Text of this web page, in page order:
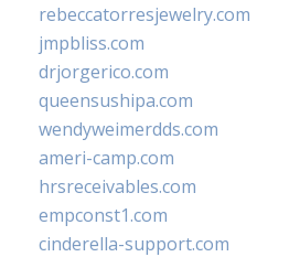
rebeccatorresjewelry.com
jmpbliss.com
drjorgerico.com
queensushipa.com
wendyweimerdds.com
ameri-camp.com
hrsreceivables.com
empconst1.com
cinderella-support.com